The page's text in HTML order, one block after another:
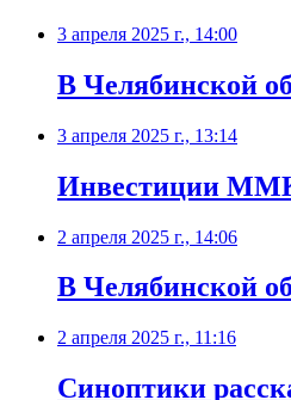
3 апреля 2025 г., 14:00
В Челябинской
3 апреля 2025 г., 13:14
Инвестиции ММК
2 апреля 2025 г., 14:06
В Челябинской
2 апреля 2025 г., 11:16
Синоптики